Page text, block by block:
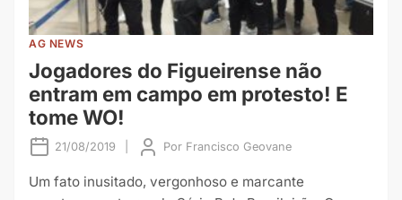
AG NEWS
Jogadores do Figueirense não
entram em campo em protesto! E
tome WO!
21/08/2019 Por Francisco Geovane
Um fato inusitado, vergonhoso e marcante